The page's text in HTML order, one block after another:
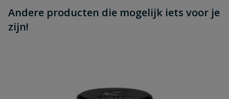
Andere producten die mogelijk iets voor je
zijn!